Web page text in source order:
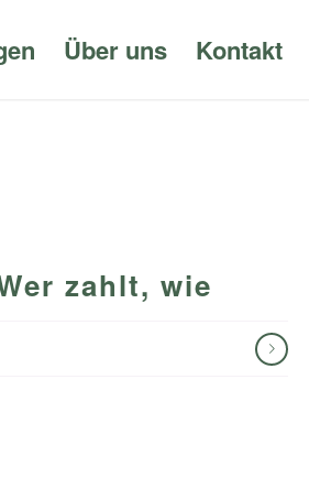
Über uns Kontakt
zahlt, wie